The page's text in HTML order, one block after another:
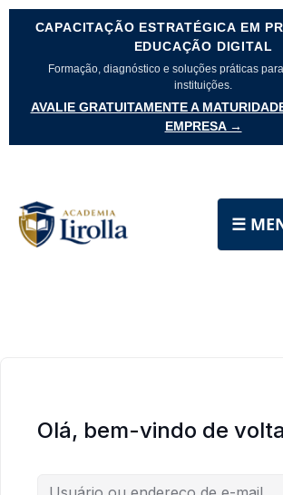
CAPACITAÇÃO ESTRATÉGICA EM
EDUCAÇÃO DIGITAL
Formação, diagnóstico e soluções práticas
instituições.
AVALIE GRATUITAMENTE A
EMPRESA →
☰
Olá, bem-vindo de